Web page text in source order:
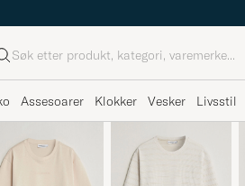
Assesoarer Klokker Vesker Livsstil